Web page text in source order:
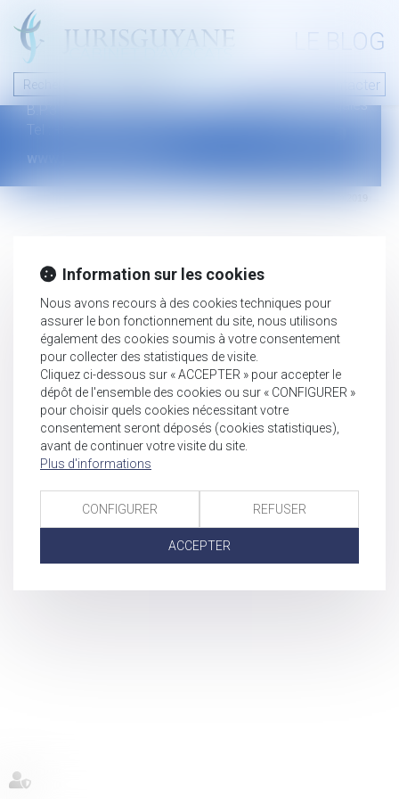
LE BLOG
Nous contacter
46 avenue de la liberté
B.P.315 - 97327 Cayenne Cedex
Tel : +594 594 29 45 35
www.jurisguyane.com
Mentions légales
Information sur les cookies
Nous avons recours à des cookies techniques pour
assurer le bon fonctionnement du site, nous utilisons
également des cookies soumis à votre consentement
pour collecter des statistiques de visite.
Cliquez ci-dessous sur « ACCEPTER » pour accepter le
dépôt de l'ensemble des cookies ou sur « CONFIGURER »
pour choisir quels cookies nécessitant votre
consentement seront déposés (cookies statistiques),
avant de continuer votre visite du site.
Plus d'informations
CONFIGURER REFUSER
ACCEPTER